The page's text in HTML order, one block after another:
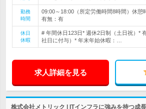
勤務
時間
09:00～18:00（所定労働時間8時間）休憩
有無：有
休日
休暇
# 年間休日123日* 週休2日制（土日祝）*
社日に付与）* 年末年始休暇：…
求人詳細を見る
株式会社メトリック | ITインフラに強みを持つ成